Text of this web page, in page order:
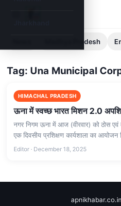
Madhya Pradesh
Tag: Una Municipal
HIMACHAL PRADESH
ऊना में स्वच्छ भारत मिशन 2.0
नगर निगम ऊना में आज (वीरवार) को ठोस
एक दिवसीय प्रशिक्षण कार्यशाला का
Editor · December 18, 2025